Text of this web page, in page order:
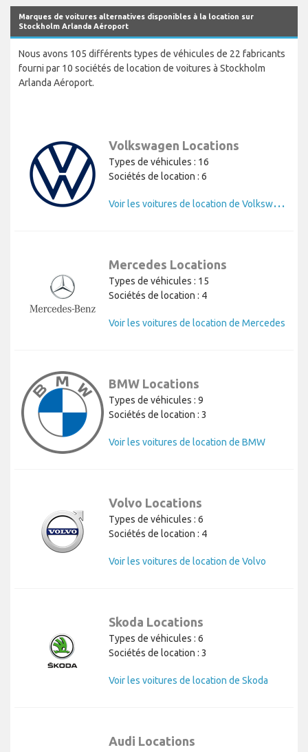
Marques de voitures alternatives disponibles à la location sur
Stockholm Arlanda Aéroport
Nous avons 105 différents types de véhicules de 22 fabricants
fourni par 10 sociétés de location de voitures à Stockholm
Arlanda Aéroport.
Volkswagen Locations
Types de véhicules : 16
Sociétés de location : 6
V
oir les voitures de location de Volkswagen
Mercedes Locations
Types de véhicules : 15
Sociétés de location : 4
Voir les voitures de location de Mercedes
BMW Locations
Types de véhicules : 9
Sociétés de location : 3
Voir les voitures de location de BMW
Volvo Locations
Types de véhicules : 6
Sociétés de location : 4
Voir les voitures de location de Volvo
Skoda Locations
Types de véhicules : 6
Sociétés de location : 3
Voir les voitures de location de Skoda
Audi Locations